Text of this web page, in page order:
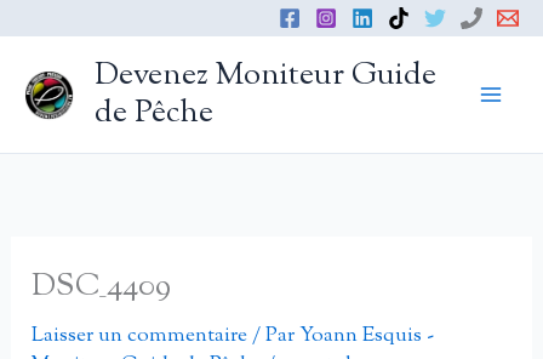
contenu
Devenez Moniteur Guide
de Pêche
DSC_4409
Laisser un commentaire/ ParYoann Esquis -